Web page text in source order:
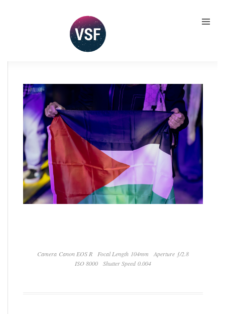
Camera Canon EOS R Focal Length 104mm
Aperture ƒ/2.8
ISO 8000
Shutter Speed 0.004